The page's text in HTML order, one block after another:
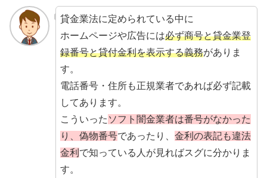
貸金業法に定められている中に
ホームページや広告には必ず商号と貸金業登
録番号と貸付金利を表示する義務がありま
す。
電話番号・住所も正規業者であれば必ず記載
してあります。
こういった ソフト闇金業者は番号がなかった
り、偽物番号であったり、 金利の表記も違法
金利 で知っている人が見ればスグに分かりま
す。